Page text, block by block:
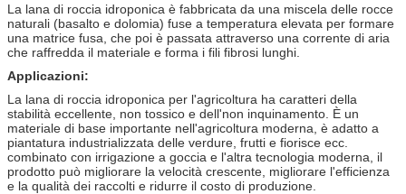
La lana di roccia idroponica è fabbricata da una miscela delle rocce
naturali (basalto e dolomia) fuse a temperatura elevata per formare
una matrice fusa, che poi è passata attraverso una corrente di aria
che raffredda il materiale e forma i fili fibrosi lunghi.
Applicazioni:
La lana di roccia idroponica per l'agricoltura ha caratteri della
stabilità eccellente, non tossico e dell'non inquinamento. È un
materiale di base importante nell'agricoltura moderna, è adatto a
piantatura industrializzata delle verdure, frutti e fiorisce ecc.
combinato con irrigazione a goccia e l'altra tecnologia moderna, il
prodotto può migliorare la velocità crescente, migliorare l'efficienza
e la qualità dei raccolti e ridurre il costo di produzione.